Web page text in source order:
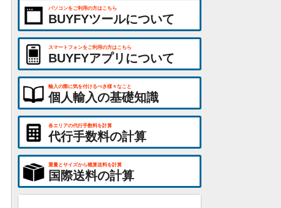
パソコンをご利用の方はこちら
BUYFYツールについて
スマートフォンをご利用の方はこちら
BUYFYアプリについて
輸入の際に気を付けるべき様々なこと
個人輸入の基礎知識
各エリアの代行手数料を計算
代行手数料の計算
重量とサイズから概算送料を計算
国際送料の計算